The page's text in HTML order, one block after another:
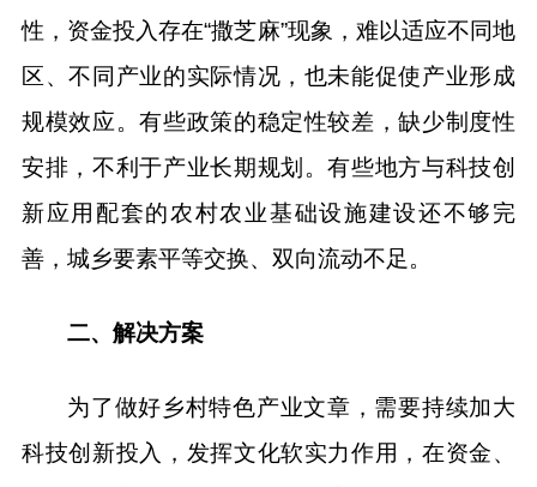
性，资金投入存在“撒芝麻”现象，难以适应不同地
区、不同产业的实际情况，也未能促使产业形成
规模效应。有些政策的稳定性较差，缺少制度性
安排，不利于产业长期规划。有些地方与科技创
新应用配套的农村农业基础设施建设还不够完
善，城乡要素平等交换、双向流动不足。
二、解决方案
为了做好乡村特色产业文章，需要持续加大
科技创新投入，发挥文化软实力作用，在资金、